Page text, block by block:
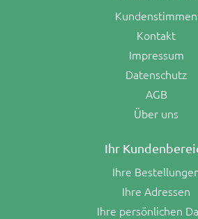
Kundenstimmen
Kontakt
Impressum
Datenschutz
AGB
Über uns
Ihr
Ihre
Ihre Adressen
Ihre persönlichen